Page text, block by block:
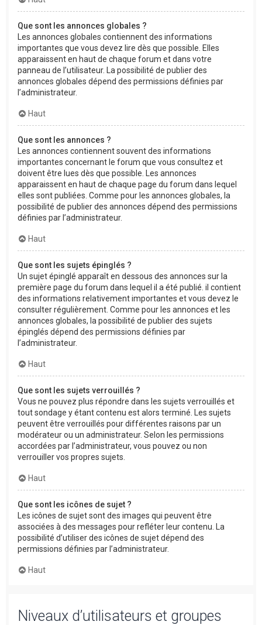
Que sont les annonces globales ?
Les annonces globales contiennent des informations
importantes que vous devez lire dès que possible. Elles
apparaissent en haut de chaque forum et dans votre
panneau de l’utilisateur. La possibilité de publier des
annonces globales dépend des permissions définies par
l’administrateur.
Haut
Que sont les annonces ?
Les annonces contiennent souvent des informations
importantes concernant le forum que vous consultez et
doivent être lues dès que possible. Les annonces
apparaissent en haut de chaque page du forum dans lequel
elles sont publiées. Comme pour les annonces globales, la
possibilité de publier des annonces dépend des permissions
définies par l’administrateur.
Haut
Que sont les sujets épinglés ?
Un sujet épinglé apparaît en dessous des annonces sur la
première page du forum dans lequel il a été publié. il contient
des informations relativement importantes et vous devez le
consulter régulièrement. Comme pour les annonces et les
annonces globales, la possibilité de publier des sujets
épinglés dépend des permissions définies par
l’administrateur.
Haut
Que sont les sujets verrouillés ?
Vous ne pouvez plus répondre dans les sujets verrouillés et
tout sondage y étant contenu est alors terminé. Les sujets
peuvent être verrouillés pour différentes raisons par un
modérateur ou un administrateur. Selon les permissions
accordées par l’administrateur, vous pouvez ou non
verrouiller vos propres sujets.
Haut
Que sont les icônes de sujet ?
Les icônes de sujet sont des images qui peuvent être
associées à des messages pour refléter leur contenu. La
possibilité d’utiliser des icônes de sujet dépend des
permissions définies par l’administrateur.
Haut
Niveaux d’utilisateurs et groupes